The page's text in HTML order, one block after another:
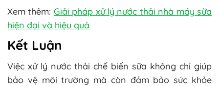
Xem thêm: Giải pháp xử lý nước thải nhà máy sữa
hiện đại và hiệu quả
Kết Luận
Việc xử lý nước thải chế biến sữa không chỉ giúp
bảo vệ môi trường mà còn đảm bảo sức khỏe